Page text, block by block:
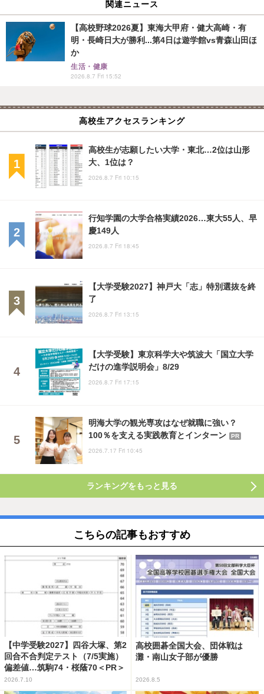
関連ニュース
【高校野球2026夏】東海大甲府・健大高崎・有
明・長崎日大が勝利...第4日は遊学館vs青森山田ほ
か
生活・健康
2026.8.7 Fri 15:52
高校生アクセスランキング
高校生が志願したい大学・東北…2位は山形
大、1位は？
2026.8.7 Fri 10:15
行知学園の大学合格実績2026…東大55人、早
慶149人
2026.8.7 Fri 18:45
【大学受験2027】神戸大「志」特別選抜を終
了
2026.8.7 Fri 13:15
【大学受験】東京科学大や筑波大「国立大学
だけの進学説明会」8/29
2026.8.7 Fri 17:15
明海大学の観光専攻はなぜ就職に強い？
100％を支える実践教育とインターン
PR
2026.7.17 Fri 10:45
ランキングをもっと見る
こちらの記事もおすすめ
【中学受験2027】四谷大塚、第2
回合不合判定テスト（7/5実施）
偏差値…筑駒74・桜蔭70＜PR＞
2026.7.10
高校囲碁全国大会、団体戦は
灘・南山女子部が優勝
2026.8.5